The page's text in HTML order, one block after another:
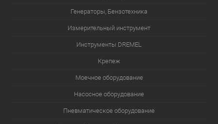
Генераторы, Бензотехника
Измерительный инструмент
Инструменты DREMEL
Крепеж
Моечное оборудование
Насосное оборудование
Пневматическое оборудование